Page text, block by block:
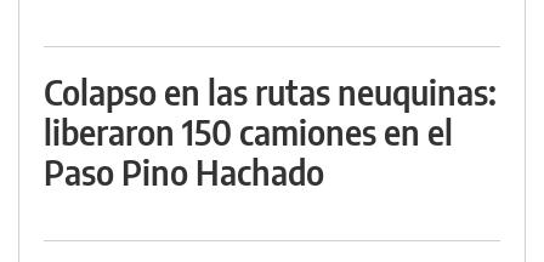
Colapso en las rutas neuquinas:
liberaron 150 camiones en el
Paso Pino Hachado